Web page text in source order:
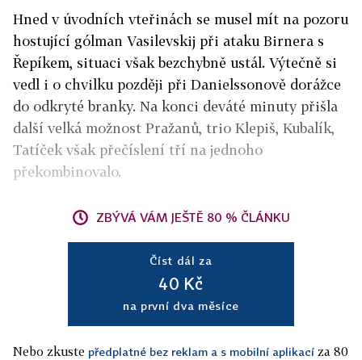
Hned v úvodních vteřinách se musel mít na pozoru
hostující gólman Vasilevskij při ataku Birnera s
Řepíkem, situaci však bezchybně ustál. Výtečně si
vedl i o chvilku později při Danielssonově dorážce
do odkryté branky. Na konci deváté minuty přišla
další velká možnost Pražanů, trio Klepiš, Kubalík,
Tatíček však přečíslení tří na jednoho
překombinovalo.
ZBÝVÁ VÁM JEŠTĚ 80 % ČLÁNKU
Číst dál za
40 Kč
na první dva měsíce
Nebo zkuste předplatné bez reklam a s mobilní aplikací za 80